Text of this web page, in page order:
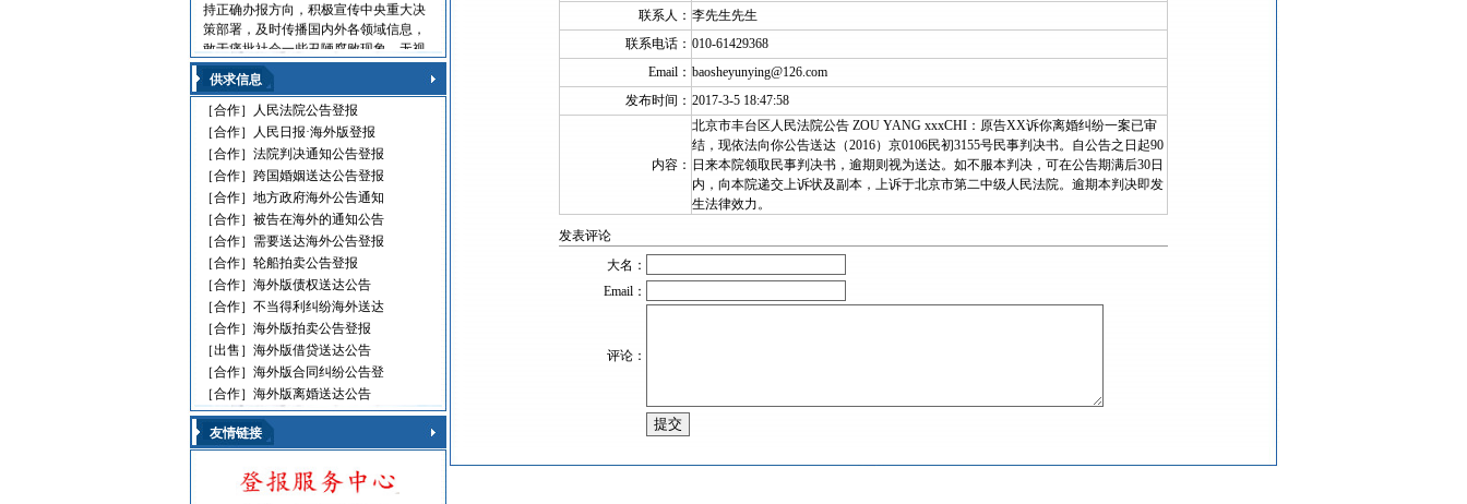
持正确办报方向，积极宣传中央重大决
策部署，及时传播国内外各领域信息，
敢于痛批社会一些丑陋腐败现象，无视
法律的黑社会流氓，利用职权玩忽职守
的高级官员，受到读报人欢迎。人民日
报海外版，这是中国对外发行的最具权
威性的综合性中文日报，主要面向海外
华人、华侨、港澳台同胞和在各国，发
行80多个国家和地区。
人民日报刊登010-61429368
遗失声明 环保公告
减资公告 挂失声明
股份转让 政府通文
判决公告 律师声明
通告广告 企业注销
维权公告 解除声明
迁址公告 法院公告
开庭传票 海事文书
供求信息
［合作］
人民法院公告登报
［合作］
人民日报·海外版登报
［合作］ 法院判决通知公告登报
［合作］ 跨国婚姻送达公告登报
［合作］ 地方政府海外公告通知
［合作］ 被告在海外的通知公告
［合作］
需要送达海外公告登报
［合作］ 轮船拍卖公告登报
［合作］ 海外版债权送达公告
［合作］ 不当得利纠纷海外送达
［合作］ 海外版拍卖公告登报
［出售］ 海外版借贷送达公告
［合作］ 海外版合同纠纷公告登
［合作］ 海外版离婚送达公告
友情链接
联系人： 李先生先生
联系电话： 010-61429368
Email： baosheyunying@126.com
发布时间： 2017-3-5 18:47:58
内容：
北京市丰台区人民法院公告 ZOU YANG xxxCHI：原告XX诉你离婚纠纷一案已审
结，现依法向你公告送达（2016）京0106民初3155号民事判决书。自公告之日起90
日来本院领取民事判决书，逾期则视为送达。如不服本判决，可在公告期满后30日
内，向本院递交上诉状及副本，上诉于北京市第二中级人民法院。逾期本判决即发
生法律效力。
发表评论
大名：
Email：
评论：